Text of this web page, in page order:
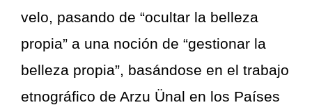
velo, pasando de “ocultar la belleza
propia” a una noción de “gestionar la
belleza propia”, basándose en el trabajo
etnográfico de Arzu Ünal en los Países